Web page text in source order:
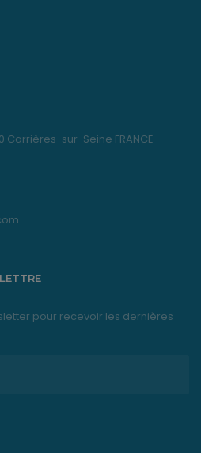
Carrières-sur-Seine FRANCE
pour recevoir les dernières